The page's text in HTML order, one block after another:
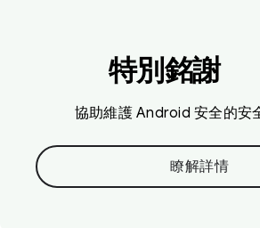
特別銘謝
協助維護 Android 安全的安
瞭解詳情